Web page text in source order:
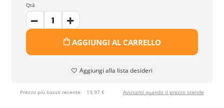
Qtà
AGGIUNGI AL CARRELLO
Aggiungi alla lista desideri
Prezzo più basso recente: 13,97 € Avvisami quando il prezzo scende